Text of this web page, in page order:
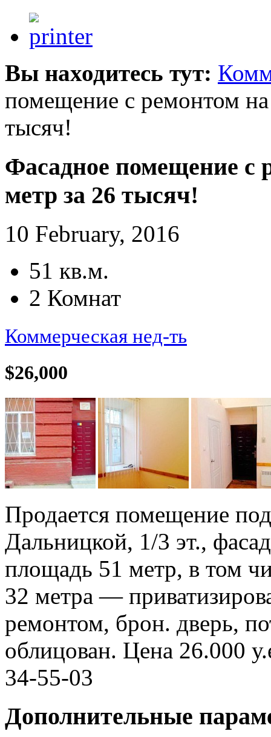
Вы находитесь тут:
помещение с ремонтом
тысяч!
Фасадное помещение с
метр за 26 тысяч!
10 February, 2016
51 кв.м.
2 Комнат
Коммерческая нед-ть
$26,000
Продается помещение
Дальницкой, 1/3 эт.,
площадь 51 метр, в том
32 метра —
ремонтом, брон. дверь,
облицован. Цена 26.000
34-55-03
Дополнительные